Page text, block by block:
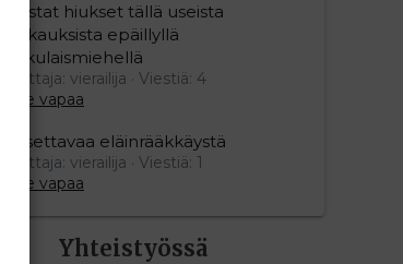
Mustat hiukset tällä useista
raiskauksista epäillyllä
turkulaismiehellä
Aloittaja: vierailija
Viestiä: 4
Aihe vapaa
Oksettavaa eläinrääkkäystä
Aloittaja: vierailija
Viestiä: 1
Aihe vapaa
Yhteistyössä